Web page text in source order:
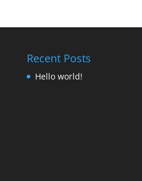
Recent Posts
Hello world!